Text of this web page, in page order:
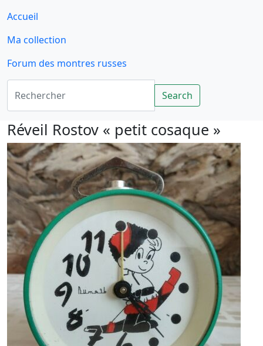
Accueil
Ma collection
Forum des montres russes
Rechercher
Search
Réveil Rostov « petit cosaque »